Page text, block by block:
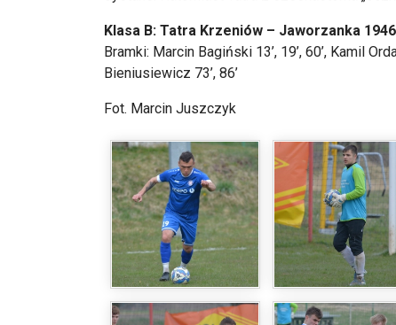
Klasa B: Tatra Krzeniów – Jaworzanka
Bramki: Marcin Bagiński 13’, 19’, 60’, Kamil
Bieniusiewicz 73’, 86’
Fot. Marcin Juszczyk